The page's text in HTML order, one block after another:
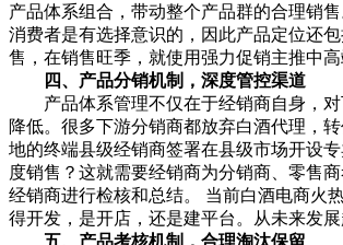
产品体系组合，带动整个产品群的合理销
消费者是有选择意识的，因此产品定位还
售，在销售旺季，就使用强力促销主推中
四、产品分销机制，深度管控渠道
产品体系管理不仅在于经销商自身，对
降低。很多下游分销商都放弃白酒代理，
地的终端县级经销商签署在县级市场开设
度销售？这就需要经销商为分销商、零售
经销商进行检核和总结。 当前白酒电商火
得开发，是开店，还是建平台。从未来发
五、产品考核机制，合理淘汰保留